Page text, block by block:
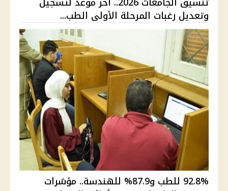
وتعديل رغبات المرحلة الأولى الطب...
92.8% للطب و87.9% للهندسة.. مؤشرات